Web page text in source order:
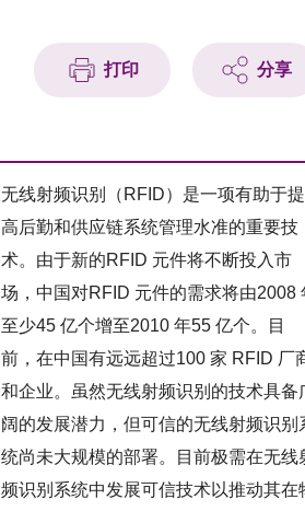
打印 分享
无线射频识别（RFID）是一项有助于提
高后勤和供应链系统管理水准的重要技
术。由于新的RFID 元件将不断投入市
场，中国对RFID 元件的需求将由2008
至少45 亿个增至2010 年55 亿个。目
前，在中国有远远超过100 家 RFID 厂
和企业。虽然无线射频识别的技术具备
阔的发展潜力，但可信的无线射频识别
统尚未大规模的部署。目前极需在无线
频识别系统中发展可信技术以推动其在